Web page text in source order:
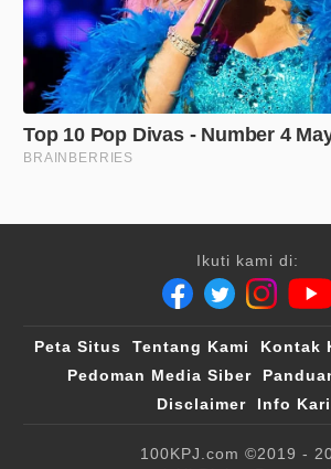
Ikuti kami di:
Peta Situs Tentang Kami Kontak
Pedoman Media Siber
Disclaimer
Info
100KPJ.com ©2019 -